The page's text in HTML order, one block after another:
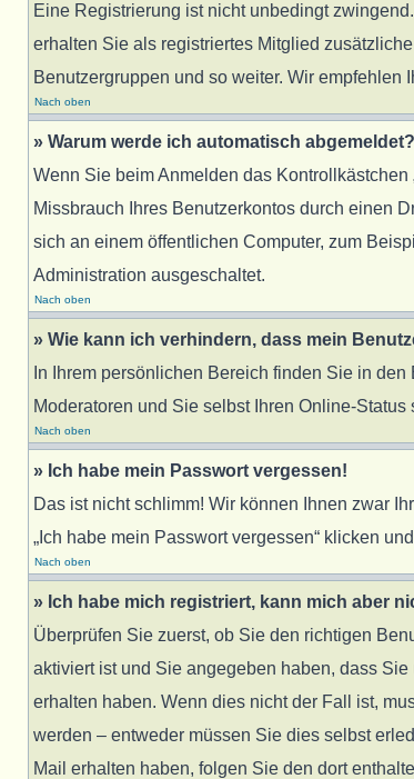
Eine Registrierung ist nicht unbedingt
erhalten Sie als registriertes Mitglied
Benutzergruppen und so weiter. Wir
Nach oben
» Warum werde ich automatisch abgemeldet?
Wenn Sie beim Anmelden das
Missbrauch Ihres Benutzerkontos durch einen
sich an einem öffentlichen Computer, zum
Administration ausgeschaltet.
Nach oben
» Wie kann ich verhindern, dass mein
In Ihrem persönlichen Bereich finden Sie in
Moderatoren und Sie selbst Ihren Online-
Nach oben
» Ich habe mein Passwort vergessen!
Das ist nicht schlimm! Wir können Ihnen zwar
„Ich habe mein Passwort vergessen“ klicken
Nach oben
» Ich habe mich registriert, kann mich aber
Überprüfen Sie zuerst, ob Sie den richtigen
aktiviert ist und Sie angegeben haben, dass
erhalten haben. Wenn dies nicht der Fall ist,
werden – entweder müssen Sie dies selbst
Mail erhalten haben, folgen Sie den dort